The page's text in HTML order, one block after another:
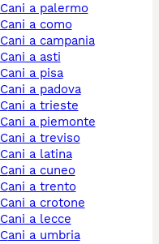
cani a palermo
cani a como
cani a campania
cani a asti
cani a pisa
cani a padova
cani a trieste
cani a piemonte
cani a treviso
cani a latina
cani a cuneo
cani a trento
cani a crotone
cani a lecce
cani a umbria